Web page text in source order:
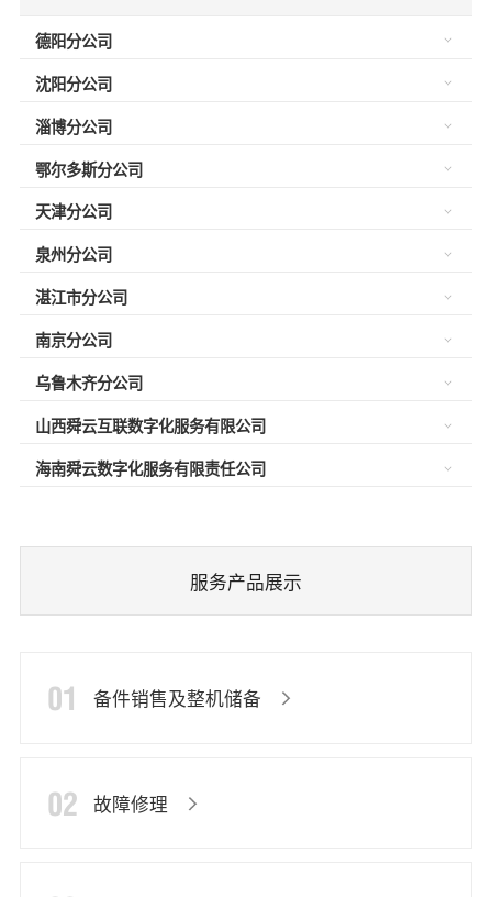
德阳分公司
沈阳分公司
淄博分公司
鄂尔多斯分公司
天津分公司
泉州分公司
湛江市分公司
南京分公司
乌鲁木齐分公司
山西舜云互联数字化服务有限公司
海南舜云数字化服务有限责任公司
服务产品展示
01 备件销售及整机储备
02 故障修理